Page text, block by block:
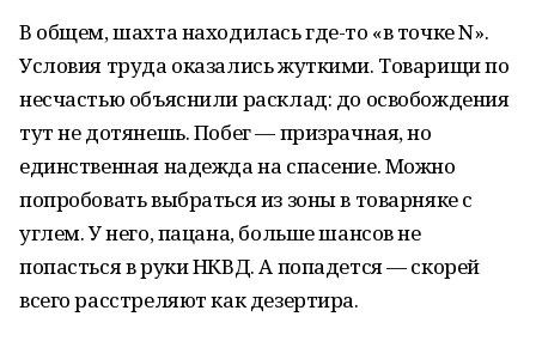
В общем, шахта находилась где-то «в точке N».
Условия труда оказались жуткими. Товарищи по
несчастью объяснили расклад: до освобождения
тут не дотянешь. Побег — призрачная, но
единственная надежда на спасение. Можно
попробовать выбраться из зоны в товарняке с
углем. У него, пацана, больше шансов не
попасться в руки НКВД. А попадется — скорей
всего расстреляют как дезертира.